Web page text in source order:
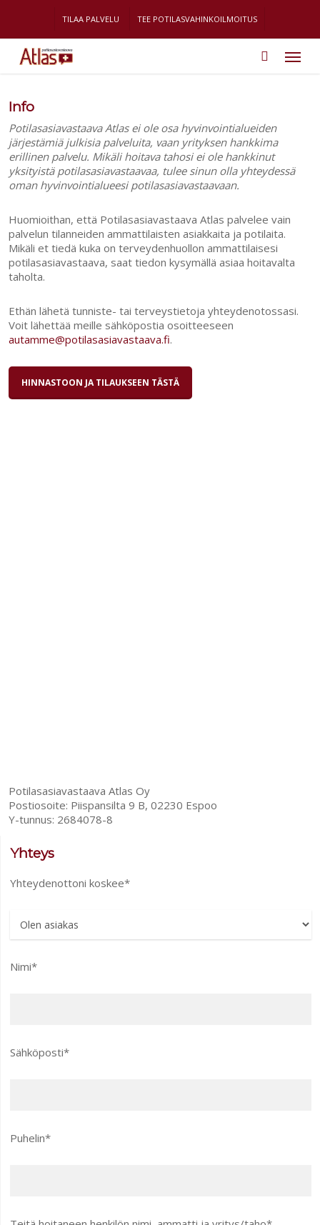
main
content
TILAA PALVELU TEE POTILASVAHINKOILMOITUS
Menu
Info
Potilasasiavastaava Atlas ei ole osa hyvinvointialueiden
järjestämiä julkisia palveluita, vaan yrityksen hankkima
erillinen palvelu. Mikäli hoitava tahosi ei ole hankkinut
yksityistä potilasasiavastaavaa, tulee sinun olla yhteydessä
oman hyvinvointialueesi potilasasiavastaavaan.
Huomioithan, että Potilasasiavastaava Atlas palvelee vain
palvelun tilanneiden ammattilaisten asiakkaita ja potilaita.
Mikäli et tiedä kuka on terveydenhuollon ammattilaisesi
potilasasiavastaava, saat tiedon kysymällä asiaa hoitavalta
taholta.
Ethän lähetä tunniste- tai terveystietoja yhteydenotossasi.
Voit lähettää meille sähköpostia osoitteeseen
autamme@potilasasiavastaava.fi.
HINNASTOON JA TILAUKSEEN TÄSTÄ
Potilasasiavastaava Atlas Oy
Postiosoite: Piispansilta 9 B, 02230 Espoo
Y-tunnus: 2684078-8
Yhteys
Yhteydenottoni koskee*
Nimi*
Sähköposti*
Puhelin*